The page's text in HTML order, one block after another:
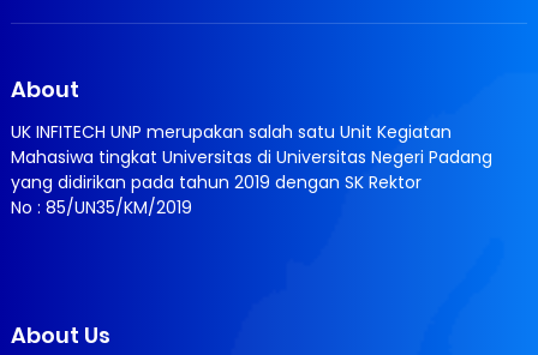
About
UK INFITECH UNP merupakan salah satu Unit Kegiatan
Mahasiwa tingkat Universitas di Universitas Negeri Padang
yang didirikan pada tahun 2019 dengan SK Rektor
No : 85/UN35/KM/2019
About Us